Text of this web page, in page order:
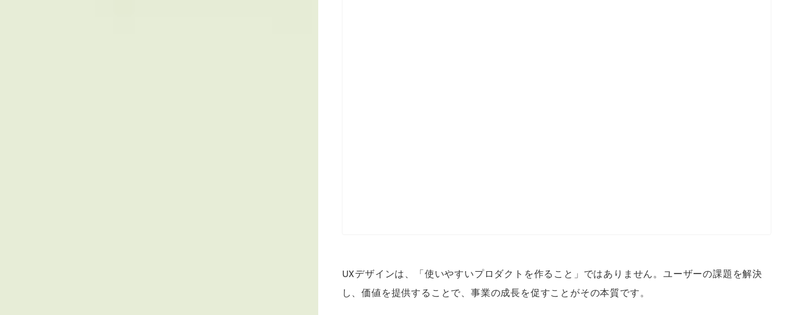
UXデザインは、「使いやすいプロダクトを作ること」ではありません。ユーザーの課題を解決
し、価値を提供することで、事業の成長を促すことがその本質です。